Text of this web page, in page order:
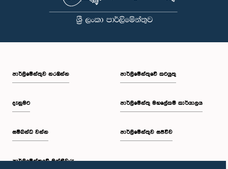
පාර්ලි‌මේන්තුව නරඹන්න
දැනුමට
සම්බන්ධ වන්න
පාර්ලි‌මේන්තුවේ මන්ත්‍රීවරු
පාර්ලිමේන්තුවේ කටයුතු
පාර්ලිමේන්තු මහලේකම් කාර්යාලය
පාර්ලිමේන්තුව සජීවීව